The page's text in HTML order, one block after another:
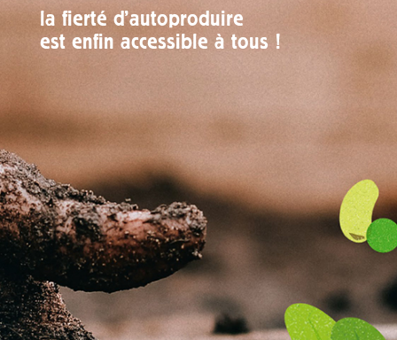
la fierté d’autoproduire
est enfin accessible à tous !